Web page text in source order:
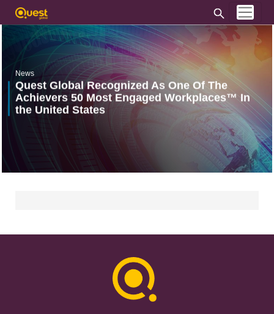
News
Quest Global Recognized As One Of The
Achievers 50 Most Engaged Workplaces™ In
the United States